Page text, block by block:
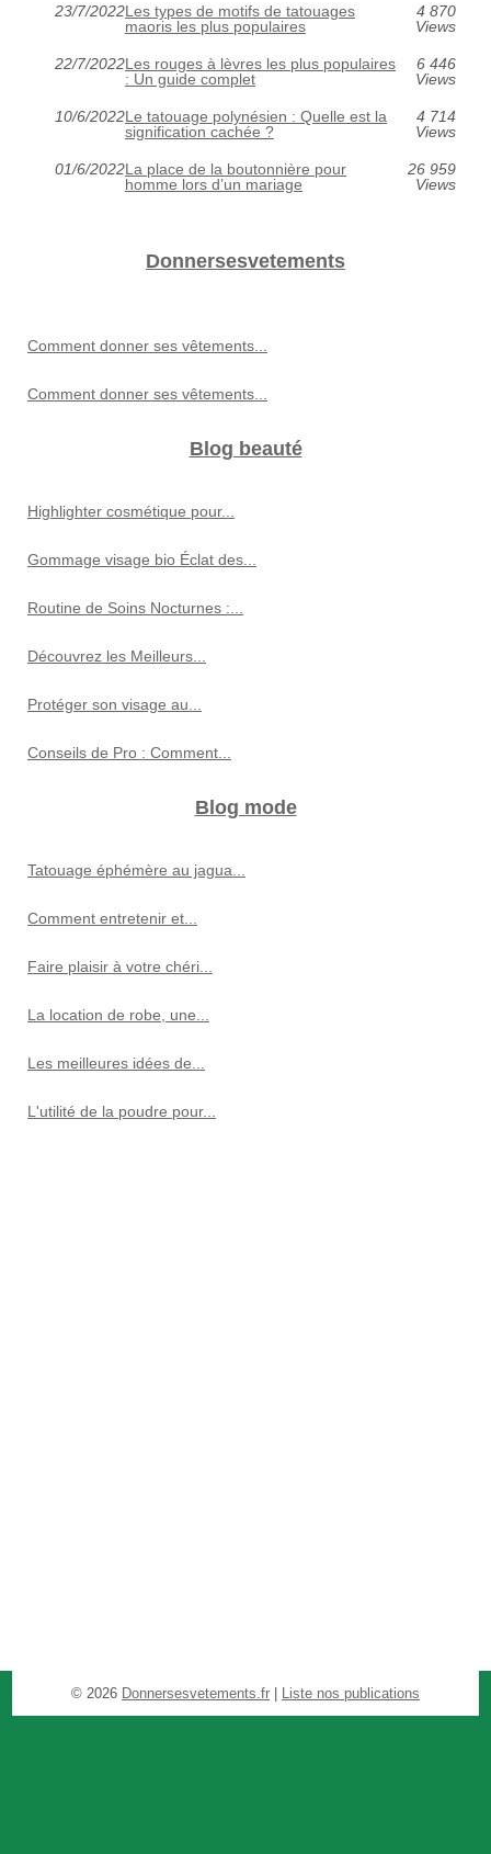
23/7/2022Les types de motifs de tatouages
maoris les plus populaires
4 870
Views
22/7/2022Les rouges à lèvres les plus populaires
: Un guide complet
6 446
Views
10/6/2022Le tatouage polynésien : Quelle est la
signification cachée ?
4 714
Views
01/6/2022La place de la boutonnière pour
homme lors d’un mariage
26 959
Views
Donnersesvetements
Comment donner ses vêtements...
Comment donner ses vêtements...
Blog beauté
Highlighter cosmétique pour...
Gommage visage bio Éclat des...
Routine de Soins Nocturnes :...
Découvrez les Meilleurs...
Protéger son visage au...
Conseils de Pro : Comment...
Blog mode
Tatouage éphémère au jagua...
Comment entretenir et...
Faire plaisir à votre chéri...
La location de robe, une...
Les meilleures idées de...
L'utilité de la poudre pour...
© 2026 Donnersesvetements.fr | Liste nos publications